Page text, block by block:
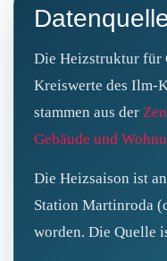
Die Heizstruktur für
Kreiswerte des
stammen aus der
Gebäude und
Die Heizsaison ist
Station Martinroda
worden. Die Quelle